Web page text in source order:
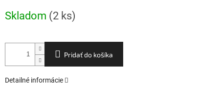
cena:
Skladom (2 ks)
Pridať do košíka
Detailné informácie